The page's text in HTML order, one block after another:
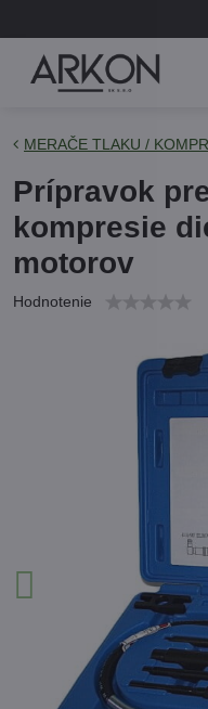
MERAČE TLAKU /
Prípravok
kompresie
motorov
Hodnotenie